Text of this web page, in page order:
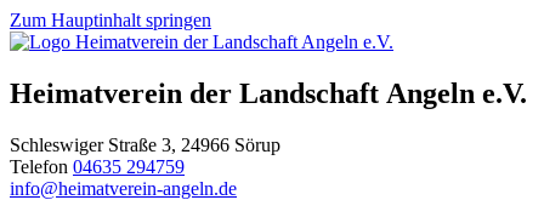
Zum Hauptinhalt springen
Heimatverein der Landschaft Angeln e.V.
Schleswiger Straße 3, 24966 Sörup
Telefon 04635 294759
info@heimatverein-angeln.de